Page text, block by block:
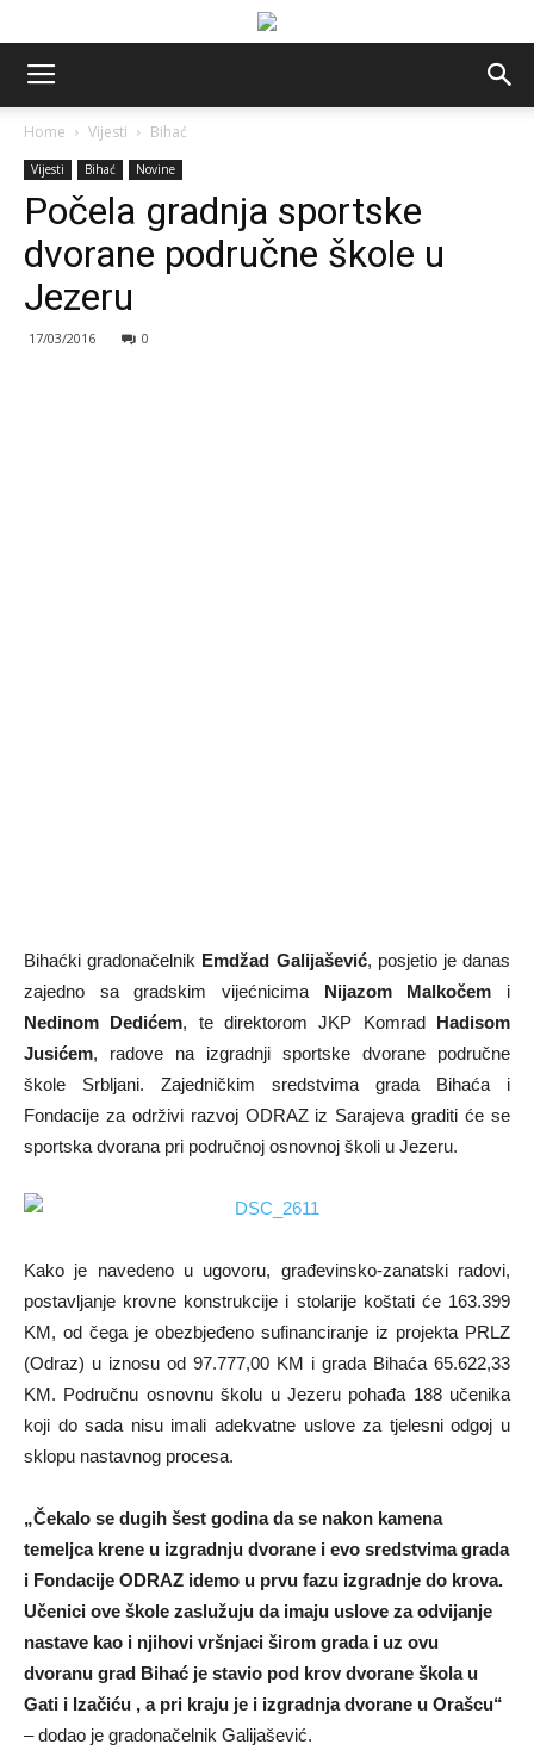
Home Vijesti Bihać
Vijesti Bihać Novine
Počela gradnja sportske
dvorane područne škole u
Jezeru
17/03/2016 0
Bihaćki gradonačelnik Emdžad Galijašević, posjetio je danas
zajedno sa gradskim vijećnicima Nijazom Malkočem i
Nedinom Dedićem, te direktorom JKP Komrad Hadisom
Jusićem, radove na izgradnji sportske dvorane područne
škole Srbljani. Zajedničkim sredstvima grada Bihaća i
Fondacije za održivi razvoj ODRAZ iz Sarajeva graditi će se
sportska dvorana pri područnoj osnovnoj školi u Jezeru.
Kako je navedeno u ugovoru, građevinsko-zanatski radovi,
postavljanje krovne konstrukcije i stolarije koštati će 163.399
KM, od čega je obezbjeđeno sufinanciranje iz projekta PRLZ
(Odraz) u iznosu od 97.777,00 KM i grada Bihaća 65.622,33
KM. Područnu osnovnu školu u Jezeru pohađa 188 učenika
koji do sada nisu imali adekvatne uslove za tjelesni odgoj u
sklopu nastavnog procesa.
„Čekalo se dugih šest godina da se nakon kamena
temeljca krene u izgradnju dvorane i evo sredstvima grada
i Fondacije ODRAZ idemo u prvu fazu izgradnje do krova.
Učenici ove škole zaslužuju da imaju uslove za odvijanje
nastave kao i njihovi vršnjaci širom grada i uz ovu
dvoranu grad Bihać je stavio pod krov dvorane škola u
Gati i Izačiću , a pri kraju je i izgradnja dvorane u Orašcu“
– dodao je gradonačelnik Galijašević.